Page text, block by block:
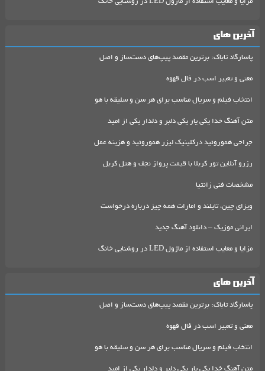
آخرین های
پاسارگاد تاباک: برترین مقصد پیپ‌های دست‌ساز و اصل
معنی و تعبیر اسب در فال قهوه
انتخاب فیلم و سریال مناسب برای هر سن و سلیقه با هو
متن آهنگ خدا یکی یار یکی دلبر و دلدار یکی از امید
جراحی هموروئید درکلینیک لیزر هموروئید و هزینه عمل
رزرو آنلاین تور کربلا با قیمت پرواز نجف و هتل کربل
مشخصات فنی زانتیا
ویزای چین، تایلند و امارات همه چیز درباره درخواست
ایرانی موزیک – دانلود آهنگ جدید
مزایا و معایب استفاده از ماژول LED در روشنایی خانگ
آخرین های
پاسارگاد تاباک: برترین مقصد پیپ‌های دست‌ساز و اصل
معنی و تعبیر اسب در فال قهوه
انتخاب فیلم و سریال مناسب برای هر سن و سلیقه با هو
متن آهنگ خدا یکی یار یکی دلبر و دلدار یکی از امید